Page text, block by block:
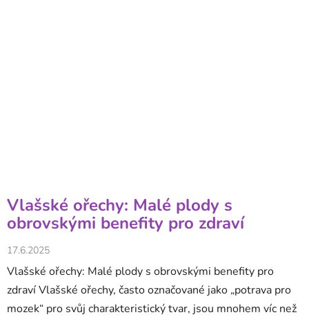
Vlašské ořechy: Malé plody s
obrovskými benefity pro zdraví
17.6.2025
Vlašské ořechy: Malé plody s obrovskými benefity pro
zdraví Vlašské ořechy, často označované jako „potrava pro
mozek“ pro svůj charakteristický tvar, jsou mnohem víc než